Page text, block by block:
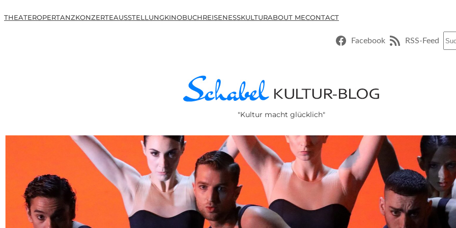
THEATEROPERTANZKONZERTEAUSSTELLUNGKINOBUCHREISENESSKULTURABOUT MECONTACT
Facebook RSS-Feed
"Kultur macht glücklich"